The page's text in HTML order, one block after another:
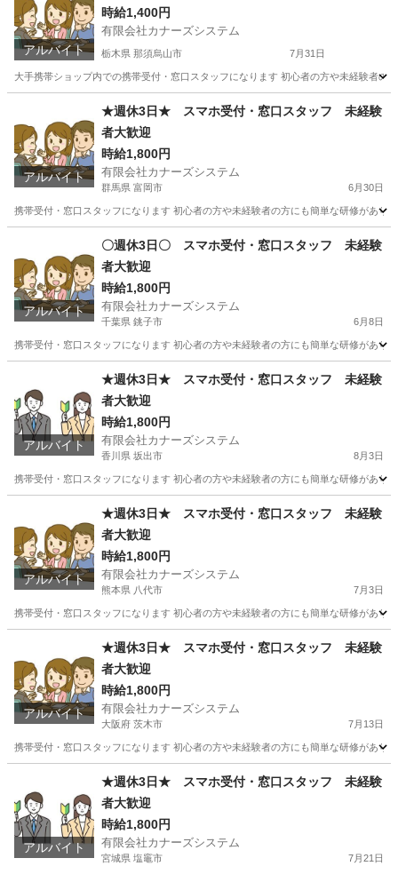
アルバイト
時給1,400円
有限会社カナーズシステム
栃木県 那須烏山市 7月31日
大手携帯ショップ内での携帯受付・窓口スタッフになります 初心者の方や未経験者
那須烏山市 携帯ショップ スタッフ
アルバイト
★週休3日★ スマホ受付・窓口スタッフ 未経験
者大歓迎
時給1,800円
有限会社カナーズシステム
群馬県 富岡市 6月30日
携帯受付・窓口スタッフになります 初心者の方や未経験者の方にも簡単な研修があ
携帯ショップ スタッフ
アルバイト
〇週休3日〇 スマホ受付・窓口スタッフ 未経験
者大歓迎
時給1,800円
有限会社カナーズシステム
千葉県 銚子市 6月8日
携帯受付・窓口スタッフになります 初心者の方や未経験者の方にも簡単な研修があ
携帯ショップ スタッフ
アルバイト
★週休3日★ スマホ受付・窓口スタッフ 未経験
者大歓迎
時給1,800円
有限会社カナーズシステム
香川県 坂出市 8月3日
携帯受付・窓口スタッフになります 初心者の方や未経験者の方にも簡単な研修があ
携帯ショップ スタッフ
アルバイト
★週休3日★ スマホ受付・窓口スタッフ 未経験
者大歓迎
時給1,800円
有限会社カナーズシステム
熊本県 八代市 7月3日
携帯受付・窓口スタッフになります 初心者の方や未経験者の方にも簡単な研修があ
携帯ショップ スタッフ
アルバイト
★週休3日★ スマホ受付・窓口スタッフ 未経験
者大歓迎
時給1,800円
有限会社カナーズシステム
大阪府 茨木市 7月13日
携帯受付・窓口スタッフになります 初心者の方や未経験者の方にも簡単な研修があ
携帯ショップ
アルバイト
★週休3日★ スマホ受付・窓口スタッフ 未経験
者大歓迎
時給1,800円
有限会社カナーズシステム
宮城県 塩竈市 7月21日